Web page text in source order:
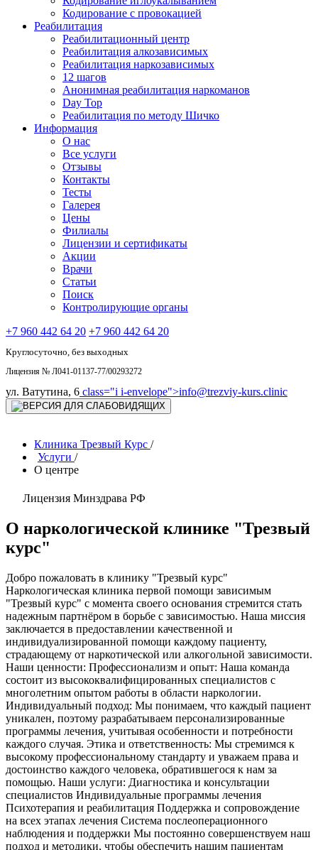
Кодирование с провокацией
Реабилитация
Реабилитационный центр
Реабилитация алкозависимых
Реабилитация наркозависимых
12 шагов
Анонимная реабилитация наркоманов
Day Top
Реабилитация по методу Шичко
Информация
О нас
Все услуги
Отзывы
Контакты
Тесты
Галерея
Цены
Филиалы
Лицензии и сертификаты
Акции
Врачи
Статьи
Поиск
Контролирующие органы
+7 960 442 64 20 +7 960 442 64 20
Круглосуточно, без выходных
Лицензия № Л041-01137-77/00293272
ул. Ватутина, 6 class="i i-envelope">info@trezviy-kurs.clinic
Клиника Трезвый Курс /
Услуги /
О центре
Лицензия Минздрава РФ
О наркологической клинике "Трезвый
курс"
Добро пожаловать в клинику "Трезвый курс"
Наркологическая клиника первой помощи зависимым
"Трезвый курс" с момента своего основания стремится стать
надежным партнёром в борьбе с зависимостью. Наша миссия
заключается в предоставлении качественной и
индивидуализированной помощи каждому пациенту,
страдающему от наркотической или алкогольной зависимости.
Наши ценности: Профессионализм и опыт: Наша команда
состоит из высококвалифицированных специалистов с
многолетним опытом работы в области наркологии.
Индивидуальный подход: Мы понимаем, что каждый пациент
уникален, поэтому разрабатываем персонализированные
программы лечения, учитывая особенности и потребности
каждого случая. Этика и ответственность: Мы стремимся к
высокому профессиональному стандарту и уважаем права и
достоинство каждого человека, обратившегося к нам за
помощью. Наши услуги: Диагностика и консультации
специалистов Индивидуальные программы лечения
Психотерапия и реабилитация Поддержка и сопровождение
на всех этапах лечения Система послеоперационного
наблюдения и поддержки Мы постоянно совершенствуем наш
подход и методики, чтобы обеспечить нашим пациентам